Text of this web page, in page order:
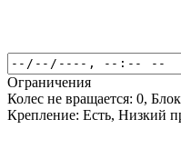
Ограничения
Колес не вращается: 0,
Крепление: Есть, Низкий